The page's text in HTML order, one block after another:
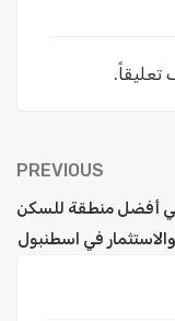
تعليقاً.
PREVIOUS
أفضل منطقة للسكن
والاستثمار في اسطنبول